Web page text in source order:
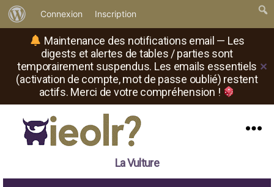
Maintenance des notifications email — Les
digests et alertes de tables / parties sont
temporairement suspendus. Les emails essentiels
(activation de compte, mot de passe oublié) restent
actifs. Merci de votre compréhension !
✕
propos
de
WordPress
Connexion Inscription
où
La Vulture